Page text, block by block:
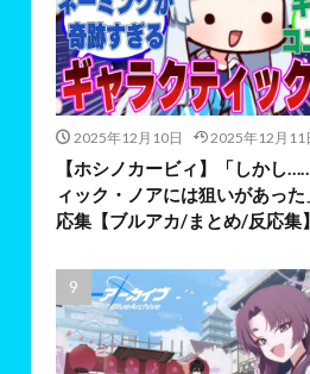
2025年12月10日 2025年12月11
【ホシノカービィ】「しかし
ィック・ノアには狙いがあっ
応集【ブルアカ/まとめ/反応集】